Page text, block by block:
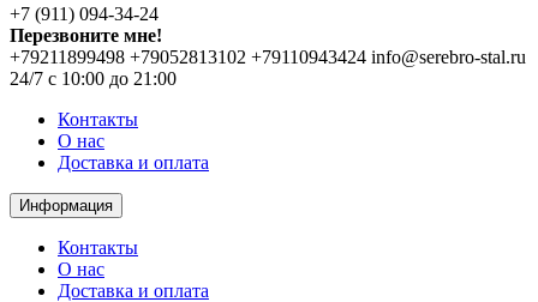
+7 (911) 094-34-24
Перезвоните мне!
+79211899498 +79052813102 +79110943424 info@serebro-stal.ru
24/7 с 10:00 до 21:00
Контакты
О нас
Доставка и оплата
Информация
Контакты
О нас
Доставка и оплата